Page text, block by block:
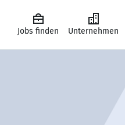
Jobs finden Unternehmen